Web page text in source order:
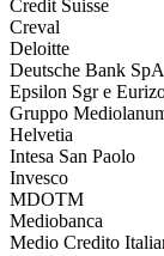
Credit Suisse
Creval
Deloitte
Deutsche Bank SpA
Epsilon Sgr e
Gruppo
Helvetia
Intesa San Paolo
Invesco
MDOTM
Mediobanca
Medio Credito